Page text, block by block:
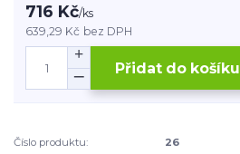
716 Kč/ks
639,29 Kč bez DPH
Přidat do košíku
Číslo produktu:
26